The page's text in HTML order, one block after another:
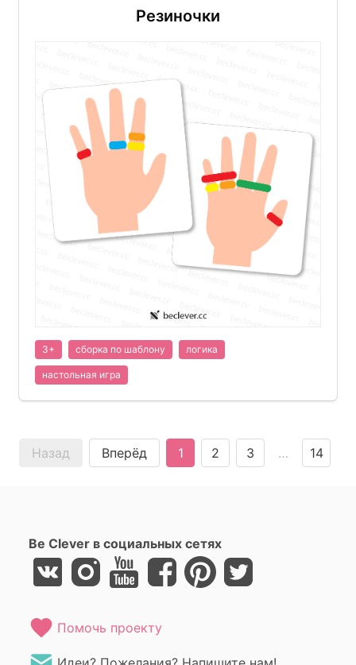
Резиночки
3+ сборка по шаблону логика
настольная игра
Назад Вперёд 1 2 3 … 14
Be Clever в социальных сетях
Помочь проекту